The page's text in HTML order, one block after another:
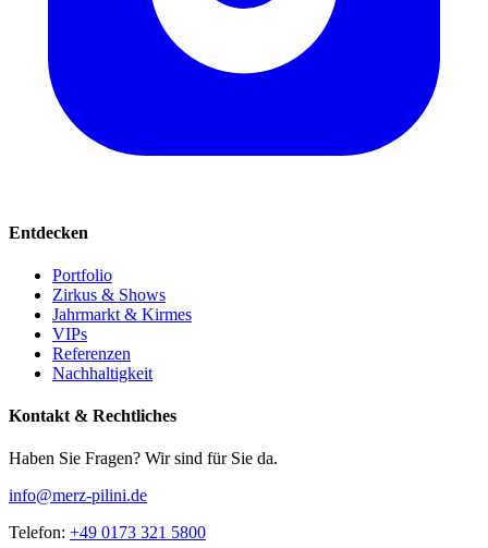
Entdecken
Portfolio
Zirkus & Shows
Jahrmarkt & Kirmes
VIPs
Referenzen
Nachhaltigkeit
Kontakt & Rechtliches
Haben Sie Fragen? Wir sind für Sie da.
info@merz-pilini.de
Telefon: +49 0173 321 5800